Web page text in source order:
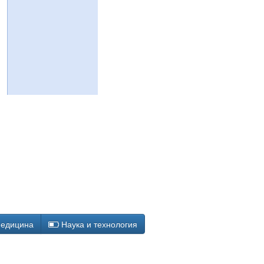
Наука и технология